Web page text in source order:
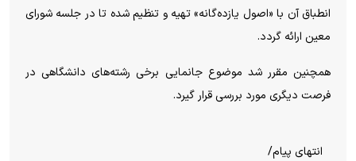
انطباق آن با «اصول یازده‌گانه» تهیه و تنظیم شده تا در جلسه شورای
معین ارائه گردد.
همچنین مقرر شد موضوع جانمایی برخی رشته‌های دانشگاهی در
فرصت دیگری مورد بررسی قرار گیرد.
انتهای پیام/